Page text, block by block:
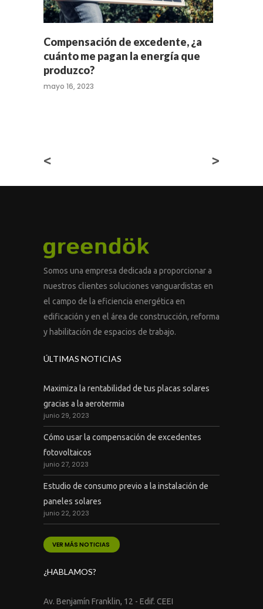
Compensación de excedente, ¿a
cuánto me pagan la energía que
produzco?
mayo 16, 2023
< >
Somos una empresa dedicada a proporcionar a
nuestros clientes soluciones vanguardistas en
el campo de la eficiencia energética en
edificación y en el área de construcción, reforma
y habilitación de espacios de trabajo.
ÚLTIMAS NOTICIAS
Maximiza la rentabilidad de tus placas solares
gracias a la aerotermia
junio 29, 2023
Cómo usar la compensación de excedentes
fotovoltaicos
junio 27, 2023
Estudio de consumo previo a la instalación de
paneles solares
junio 22, 2023
VER MÁS NOTICIAS
¿HABLAMOS?
Av. Benjamín Franklin, 12 - Edif. CEEI